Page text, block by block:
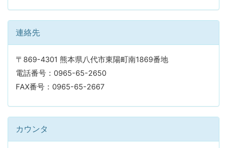
連絡先
〒869-4301 熊本県八代市東陽町南1869番地
電話番号：0965-65-2650
FAX番号：0965-65-2667
カウンタ